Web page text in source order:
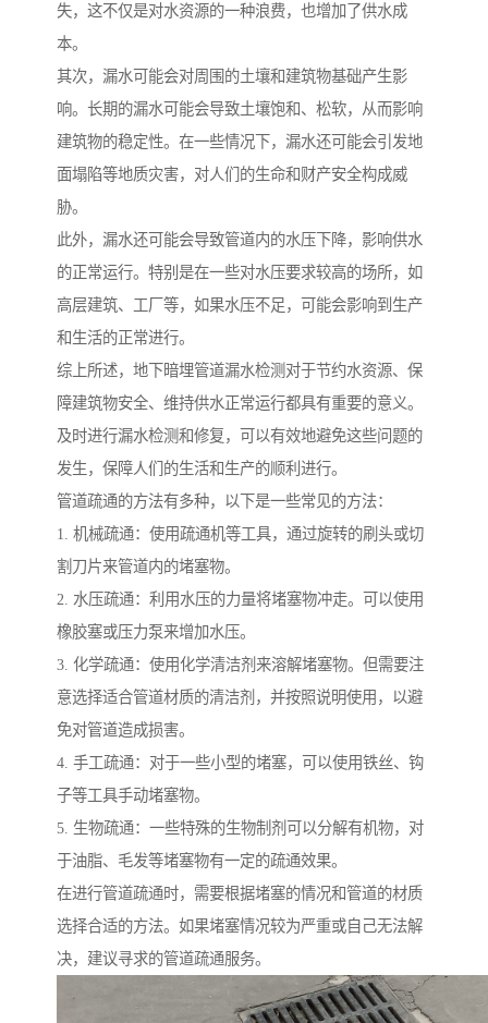
失，这不仅是对水资源的一种浪费，也增加了供水成
本。
其次，漏水可能会对周围的土壤和建筑物基础产生影
响。长期的漏水可能会导致土壤饱和、松软，从而影响
建筑物的稳定性。在一些情况下，漏水还可能会引发地
面塌陷等地质灾害，对人们的生命和财产安全构成威
胁。
此外，漏水还可能会导致管道内的水压下降，影响供水
的正常运行。特别是在一些对水压要求较高的场所，如
高层建筑、工厂等，如果水压不足，可能会影响到生产
和生活的正常进行。
综上所述，地下暗埋管道漏水检测对于节约水资源、保
障建筑物安全、维持供水正常运行都具有重要的意义。
及时进行漏水检测和修复，可以有效地避免这些问题的
发生，保障人们的生活和生产的顺利进行。
管道疏通的方法有多种，以下是一些常见的方法：
1. 机械疏通：使用疏通机等工具，通过旋转的刷头或切
割刀片来管道内的堵塞物。
2. 水压疏通：利用水压的力量将堵塞物冲走。可以使用
橡胶塞或压力泵来增加水压。
3. 化学疏通：使用化学清洁剂来溶解堵塞物。但需要注
意选择适合管道材质的清洁剂，并按照说明使用，以避
免对管道造成损害。
4. 手工疏通：对于一些小型的堵塞，可以使用铁丝、钩
子等工具手动堵塞物。
5. 生物疏通：一些特殊的生物制剂可以分解有机物，对
于油脂、毛发等堵塞物有一定的疏通效果。
在进行管道疏通时，需要根据堵塞的情况和管道的材质
选择合适的方法。如果堵塞情况较为严重或自己无法解
决，建议寻求的管道疏通服务。